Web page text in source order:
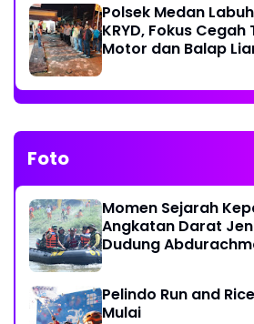
Polsek Medan
KRYD, Fokus
Motor dan Balap
Foto
Momen Sejarah
Angkatan Darat
Dudung
Pelindo Run and
Mulai